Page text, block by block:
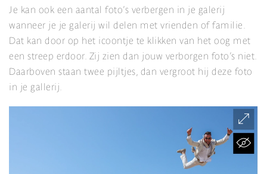
Je kan ook een aantal foto’s verbergen in je galerij
wanneer je je galerij wil delen met vrienden of familie.
Dat kan door op het icoontje te klikken van het oog met
een streep erdoor. Zij zien dan jouw verborgen foto’s niet.
Daarboven staan twee pijltjes, dan vergroot hij deze foto
in je gallerij.